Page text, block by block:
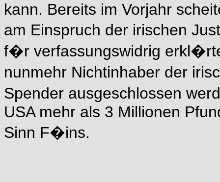
kann. Bereits im Vorjahr
am Einspruch der irischen
f�r verfassungswidrig
nunmehr Nichtinhaber der
Spender ausgeschlossen
USA mehr als 3 Millionen
Sinn F�ins.